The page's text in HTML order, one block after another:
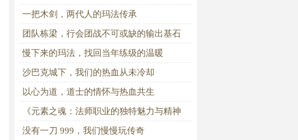
一把木剑，两代人的玛法传承
团队栋梁，行会团战不可或缺的输出基石
慢下来的玛法，找回当年练级的温暖
沙巴克城下，我们的热血从未冷却
以心为道，道士的情怀与热血共生
《元素之魂：法师职业的独特魅力与精神
内核》
没有一刀 999，我们慢慢玩传奇